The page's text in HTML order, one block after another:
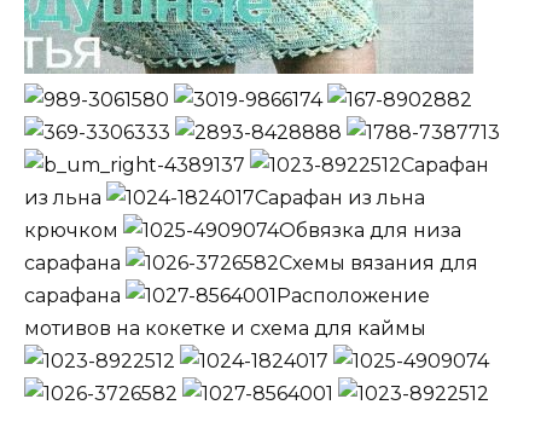
Сарафан
из льна
Сарафан из льна
крючком
Обвязка для низа
сарафана
Схемы вязания для
сарафана
Расположение
мотивов на кокетке и схема для каймы